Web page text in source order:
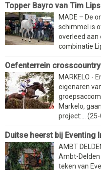
Topper Bayro van Tim
MADE – De
schimmel is
overleed aan
combinatie
Oefenterrein
MARKELO -
eigenaren
Markelo,
project:...
Duitse heerst bij Eventing
AMBT
Ambt-
teken van